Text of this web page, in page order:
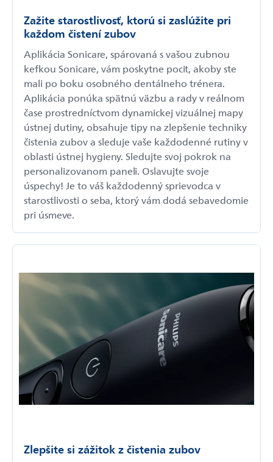
Zažite starostlivosť, ktorú si zaslúžite pri
každom čistení zubov
Aplikácia Sonicare, spárovaná s vašou zubnou
kefkou Sonicare, vám poskytne pocit, akoby ste
mali po boku osobného dentálneho trénera.
Aplikácia ponúka spätnú väzbu a rady v reálnom
čase prostredníctvom dynamickej vizuálnej mapy
ústnej dutiny, obsahuje tipy na zlepšenie techniky
čistenia zubov a sleduje vaše každodenné rutiny v
oblasti ústnej hygieny. Sledujte svoj pokrok na
personalizovanom paneli. Oslavujte svoje
úspechy! Je to váš každodenný sprievodca v
starostlivosti o seba, ktorý vám dodá sebavedomie
pri úsmeve.
Zlepšite si zážitok z čistenia zubov